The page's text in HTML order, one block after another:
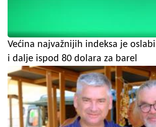
Većina najvažnijih indeksa je
i dalje ispod 80 dolara za barel